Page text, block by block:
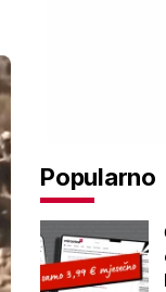
Popularno